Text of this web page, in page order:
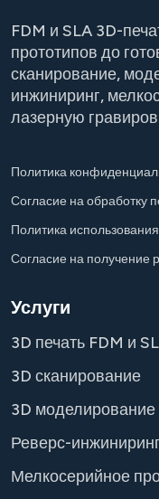
FDM и SLA 3D-
прототипов до
сканирование,
инжиниринг,
лазерную
Политика
Согласие на обработку
Политика
Согласие на
Услуги
3D печать FDM и
3D сканирование
3D моделирование
Реверс-инжиниринг
Мелкосерийное